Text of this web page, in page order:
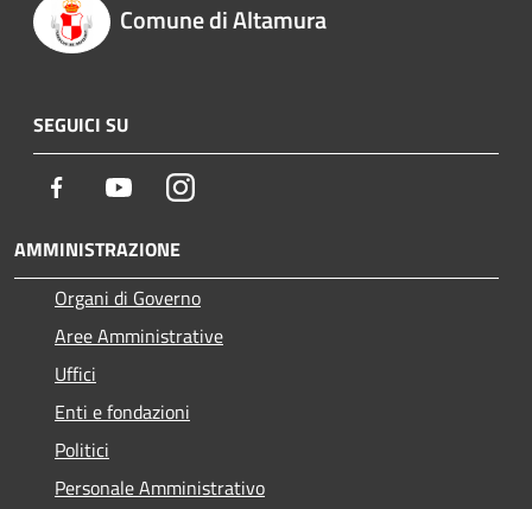
Comune di Altamura
SEGUICI SU
Facebook YoutubeInstagram
AMMINISTRAZIONE
Organi di Governo
Aree Amministrative
Uffici
Enti e fondazioni
Politici
Personale Amministrativo